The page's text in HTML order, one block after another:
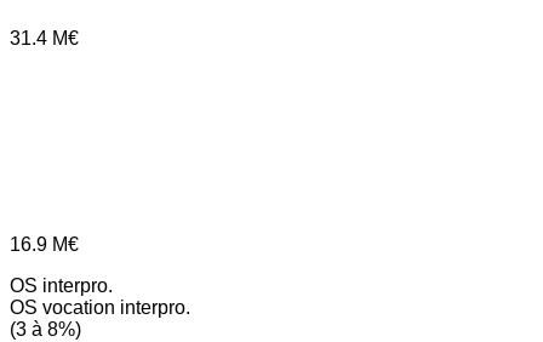
31.4 M€
16.9 M€
OS interpro.
OS vocation interpro.
(3 à 8%)